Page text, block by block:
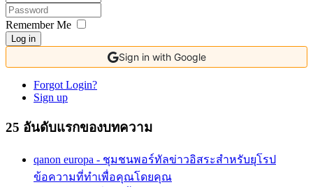
Remember Me
Log in
Sign in with Google
Forgot Login?
Sign up
25 อันดับแรกของบทความ
qanon europa - ชุมชนพอร์ทัลข่าวอิสระสำหรับยุโรป
ข้อความที่ทำเพื่อคุณโดยคุณ